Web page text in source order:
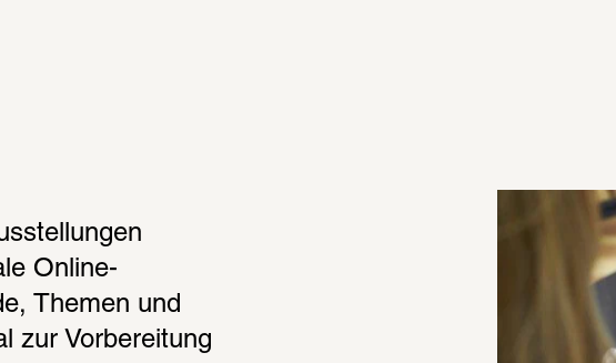
Online-
Themen und
zur Vorbereitung